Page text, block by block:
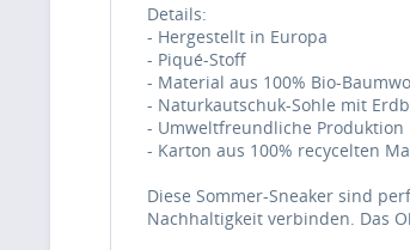
Details:
- Hergestellt in Europa
- Piqué-Stoff
- Material aus 100% Bio-
- Naturkautschuk-Sohle mit
- Umweltfreundliche Produktion
- Karton aus 100% recycelten
Diese Sommer-Sneaker sind
Nachhaltigkeit verbinden. Das